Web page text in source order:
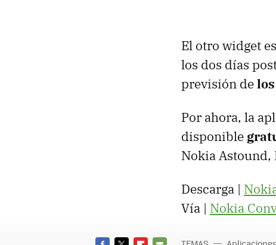
El otro widget
los dos días
previsión de
Por ahora, la
disponible
Nokia Astound,
Descarga |
Vía | Nokia